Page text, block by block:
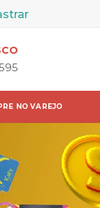
NO VAREJO